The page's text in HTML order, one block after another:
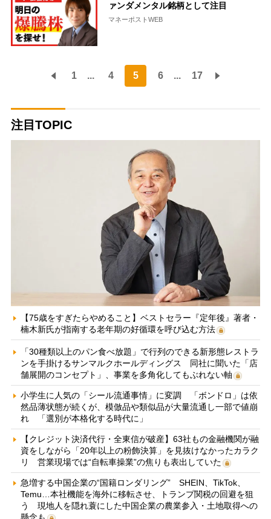
ァンダメンタル銘柄として注目
マネーポストWEB
1 ... 4 5 6 ... 17
注目TOPIC
【75歳をすぎたらやめること】ベストセラー『定年後』著者・
楠木新氏が指南する老年期の好循環を呼び込む方法
「30種類以上のパン食べ放題」で行列のできる新形態レストラ
ンを手掛けるサンマルクホールディングス 同社に聞いた「店
舗展開のコンセプト」、事業を多角化してもぶれない軸
小学生に人気の「シール流通事情」に変調 「ボンドロ」は依
然品薄状態が続くが、模倣品や類似品が大量流通し一部で値崩
れ 「選別が本格化する時代に」
【クレジット決済代行・全東信が破産】63社もの金融機関が融
資をしながら「20年以上の粉飾決算」を見抜けなかったカラク
リ 営業現場では“自転車操業”の焦りも表出していた
急増する中国企業の“国籍ロンダリング” SHEIN、TikTok、
Temu…本社機能を海外に移転させ、トランプ関税の回避を狙
う 現地人を隠れ蓑にした中国企業の農業参入・土地取得への